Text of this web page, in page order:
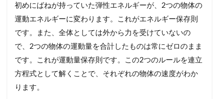
初めにばねが持っていた弾性エネルギーが、2つの物体の
運動エネルギーに変わります。これがエネルギー保存則
です。また、全体としては外から力を受けていないの
で、2つの物体の運動量を合計したものは常にゼロのまま
です。これが運動量保存則です。この2つのルールを連立
方程式として解くことで、それぞれの物体の速度がわか
ります。